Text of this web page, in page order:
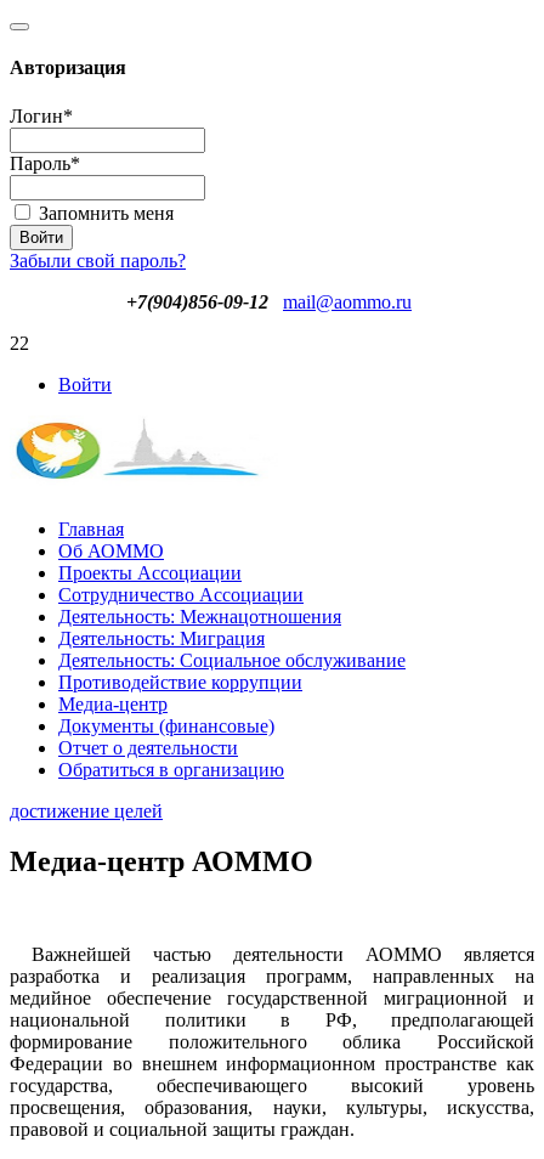
Авторизация
Логин*
Пароль*
Запомнить меня
Забыли свой пароль?
+7(904)856-09-12
mail@aommo.ru
22
Войти
Главная
Об АОММО
Проекты Ассоциации
Сотрудничество Ассоциации
Деятельность: Межнацотношения
Деятельность: Миграция
Деятельность: Социальное обслуживание
Противодействие коррупции
Медиа-центр
Документы (финансовые)
Отчет о деятельности
Обратиться в организацию
достижение целей
Медиа-центр АОММО
Важнейшей частью деятельности АОММО является
разработка и реализация программ, направленных на
медийное обеспечение государственной миграционной и
национальной политики в РФ, предполагающей
формирование положительного облика Российской
Федерации во внешнем информационном пространстве как
государства, обеспечивающего высокий уровень
просвещения, образования, науки, культуры, искусства,
правовой и социальной защиты граждан.